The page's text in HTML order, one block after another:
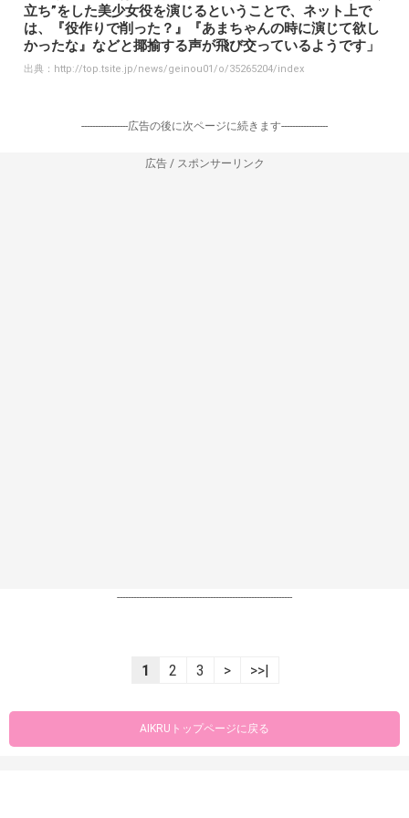
立ち”をした美少女役を演じるということで、ネット上で
は、『役作りで削った？』『あまちゃんの時に演じて欲し
かったな』などと揶揄する声が飛び交っているようです」
出典： http://top.tsite.jp/news/geinou01/o/35265204/index
-----------------広告の後に次ページに続きます-----------------
広告 / スポンサーリンク
----------------------------------------------------------------
1 2 3 > >>|
AIKRUトップページに戻る